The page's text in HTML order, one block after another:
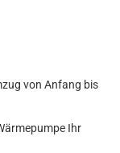
von Anfang bis
Ihr